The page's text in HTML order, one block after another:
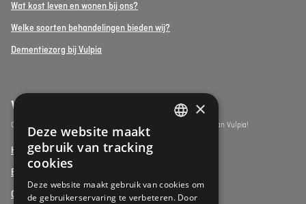
Wat kost leven en wonen bij ons?
Welke soorten behandelingen bieden wij?
Dementiezorg bij Vulpia
Vulpia Premium Living
Ontdek de assistentiewoningen onder het premium segment van Vulpia!
Henri Jaspar, Kraainem
Beukenhof aan Zee, Oostduinkerke
Oud Gemeentehuis, Werchter
DUTCH
×
Deze website maakt
gebruik van tracking
cookies
Deze website maakt gebruik van cookies om
de gebruikerservaring te verbeteren. Door